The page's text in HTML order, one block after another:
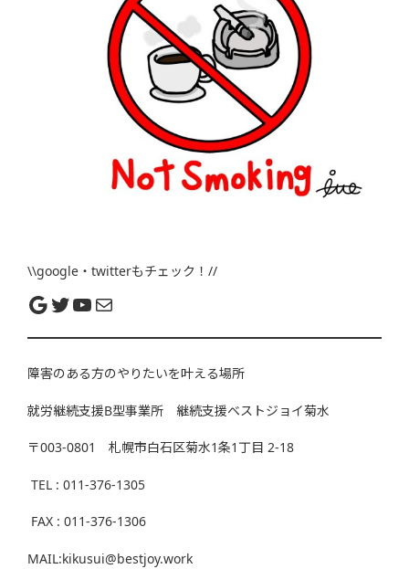
\\google・twitterもチェック！//
障害のある方のやりたいを叶える場所
就労継続支援B型事業所 継続支援ベストジョイ菊水
〒003-0801 札幌市白石区菊水1条1丁目 2-18
TEL : 011-376-1305
FAX : 011-376-1306
MAIL:kikusui@bestjoy.work